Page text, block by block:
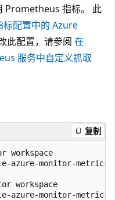
Prometheus 指标。 此
配置中的 Azure
此配置，请参阅 在
服务中自定义抓取
复制
workspace
azure-monitor-metrics
workspace
azure-monitor-metrics